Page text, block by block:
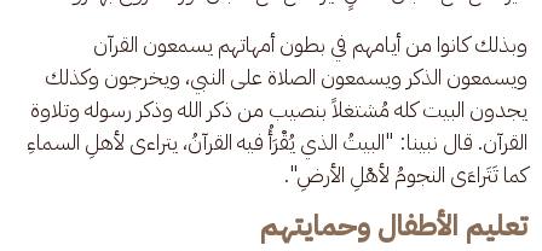
وبذلك كانوا من أيامهم في بطون أمهاتهم يسمعون القرآن
ويسمعون الذكر ويسمعون الصلاة على النبي، ويخرجون وكذلك
يجدون البيت كله مُشتغلاً بنصيب من ذكر الله وذكر رسوله وتلاوة
القرآن. قال نبينا: "البيتُ الذي يُقْرَأُ فيه القرآنُ، يتراءى لأهلِ السماءِ
كما تَتَراءَى النجومُ لأهْلِ الأرضِ".
تعليم الأطفال وحمايتهم